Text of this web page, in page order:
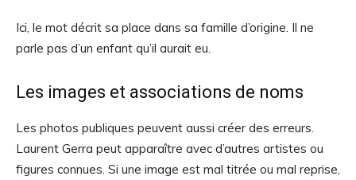
Ici, le mot décrit sa place dans sa famille d’origine. Il ne
parle pas d’un enfant qu’il aurait eu.
Les images et associations de noms
Les photos publiques peuvent aussi créer des erreurs.
Laurent Gerra peut apparaître avec d’autres artistes ou
figures connues. Si une image est mal titrée ou mal reprise,